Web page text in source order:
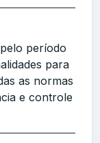
período
para
as normas
e controle